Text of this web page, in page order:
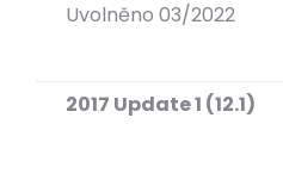
Uvolněno 03/2022
2017 Update 1 (12.1)